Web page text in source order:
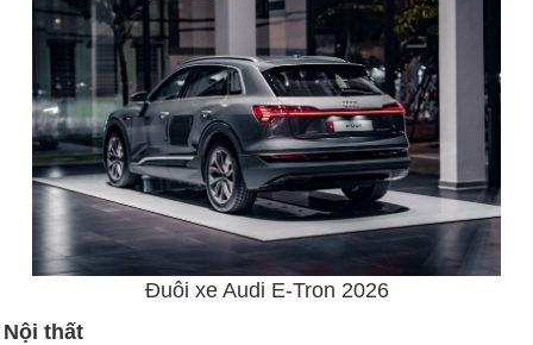
Đuôi xe Audi E-Tron 2026
Nội thất